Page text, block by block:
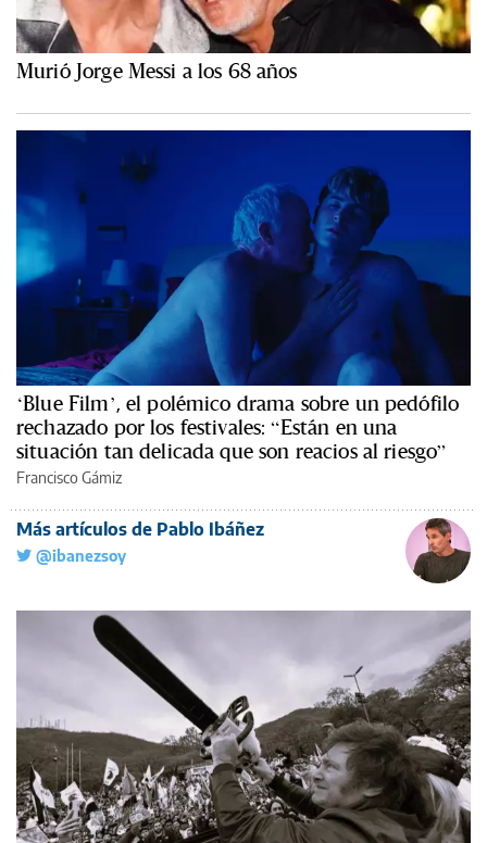
Murió Jorge Messi a los 68 años
‘Blue Film’, el polémico drama sobre un pedófilo
rechazado por los festivales: “Están en una
situación tan delicada que son reacios al riesgo”
Francisco Gámiz
Más artículos de Pablo Ibáñez
@ibanezsoy